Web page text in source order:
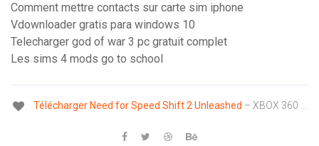
Comment mettre contacts sur carte sim iphone
Vdownloader gratis para windows 10
Telecharger god of war 3 pc gratuit complet
Les sims 4 mods go to school
Télécharger Need for Speed Shift 2 Unleashed – XBOX 360 ...